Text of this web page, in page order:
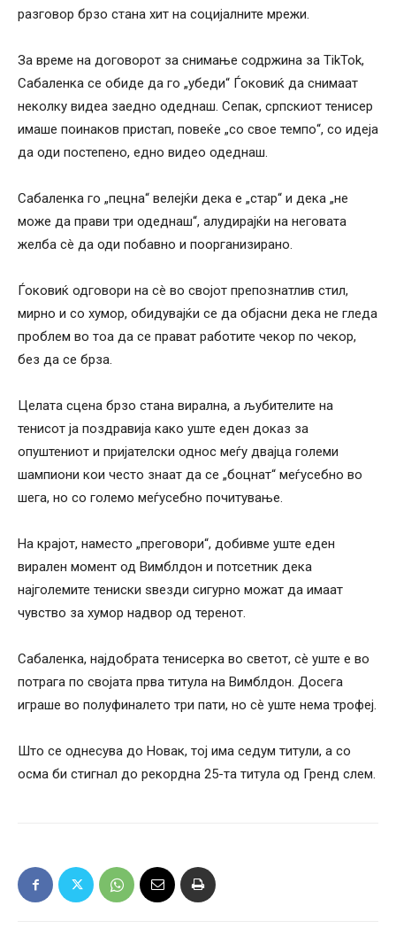
разговор брзо стана хит на социјалните мрежи.
За време на договорот за снимање содржина за TikTok,
Сабаленка се обиде да го „убеди“ Ѓоковиќ да снимаат
неколку видеа заедно одеднаш. Сепак, српскиот тенисер
имаше поинаков пристап, повеќе „со свое темпо“, со идеја
да оди постепено, едно видео одеднаш.
Сабаленка го „пецна“ велејќи дека е „стар“ и дека „не
може да прави три одеднаш“, алудирајќи на неговата
желба сè да оди побавно и поорганизирано.
Ѓоковиќ одговори на сè во својот препознатлив стил,
мирно и со хумор, обидувајќи се да објасни дека не гледа
проблем во тоа да се прават работите чекор по чекор,
без да се брза.
Целата сцена брзо стана вирална, а љубителите на
тенисот ја поздравија како уште еден доказ за
опуштениот и пријателски однос меѓу двајца големи
шампиони кои често знаат да се „боцнат“ меѓусебно во
шега, но со големо меѓусебно почитување.
На крајот, наместо „преговори“, добивме уште еден
вирален момент од Вимблдон и потсетник дека
најголемите тениски ѕвезди сигурно можат да имаат
чувство за хумор надвор од теренот.
Сабаленка, најдобрата тенисерка во светот, сè уште е во
потрага по својата прва титула на Вимблдон. Досега
играше во полуфиналето три пати, но сè уште нема трофеј.
Што се однесува до Новак, тој има седум титули, а со
осма би стигнал до рекордна 25-та титула од Гренд слем.